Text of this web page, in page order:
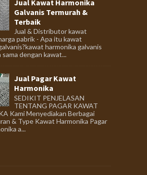
Jual Kawat Harmonika
Galvanis Termurah &
Terbaik
Jual & Distributor kawat
pabrik - Apa itu kawat
harmonika galvanis
sama dengan kawat...
Jual Pagar Kawat
Harmonika
SEDIKIT PENJELASAN
TENTANG PAGAR KAWAT
Kami Menyediakan Berbagai
& Type Kawat Harmonika Pagar
a...